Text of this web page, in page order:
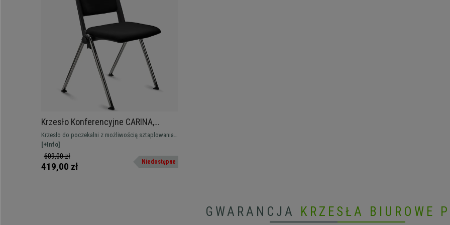
Krzesło Konferencyjne CARINA,
Sztaplowane, Haczyki do Łączenia,
Chromowane Nogi i Czarna Tkanina
Krzesło do poczekalni z możliwością sztaplowania i
z systemem haków łączących. Atrakcyjna
nowoczesna linia, dostępne z tapicerką, pulpitem i
podłokietnikami.
[+Info]
609,00 zł
419,00 zł Niedostępne
GWARANCJA KRZESŁA BIUROWE